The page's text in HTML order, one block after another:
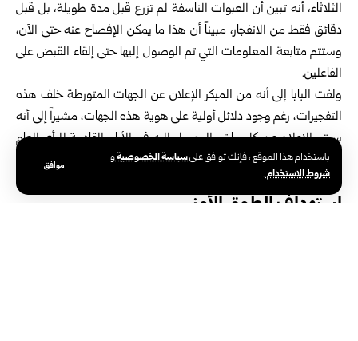
باستخدام هذا الموقع ، فإنك توافق علىسياسة الخصوصيةو
شروط الاستخدام.
موافق
‏الثلاثاء، أنه تبين أن العبوات الناسفة لم تزرع قبل مدة طويلة، بل قبل
دقائق ‏فقط من الانفجار، مبيناً أن هذا ما يمكن الإفصاح عنه حتى الآن،
وستتم متابعة ‏المعلومات التي تم الوصول إليها حتى إلقاء القبض على
الفاعلين.‏‏
‏ولفت البابا إلى أنه من المبكر الإعلان عن الجهات المتورطة خلف هذه
‏التفجيرات، رغم وجود دلائل أولية على هوية هذه الجهات، مشيراً إلى أنه
‏سيتم الإعلان عن كل ما تم الوصول إليه في الأيام القادمة للرأي العام
‏ولوسائل الإعلام، ريثما تستكمل التحقيقات والعمليات الأمنية في إلقاء
القبض ‏على المنفذين.
استهداف الطوق الأمني